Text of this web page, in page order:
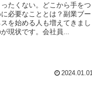
たくない。どこから手をつ
必要なこととは？副業ブー
を始める人も増えてきまし
現状です。会社員...
2024.01.01